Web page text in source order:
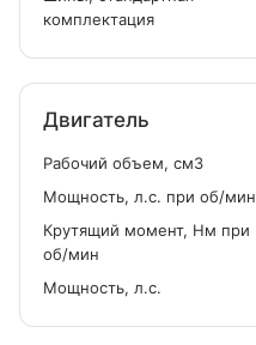
комплектация
Двигатель
Рабочий объем, см3
Мощность, л.с. при об/мин
Крутящий момент, Нм при
об/мин
Мощность, л.с.